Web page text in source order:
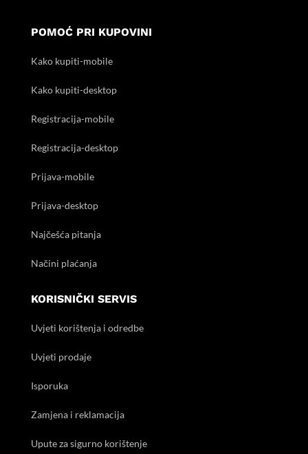
POMOĆ PRI KUPOVINI
Kako kupiti-mobile
Kako kupiti-desktop
Registracija-mobile
Registracija-desktop
Prijava-mobile
Prijava-desktop
Najčešća pitanja
Načini plaćanja
KORISNIČKI SERVIS
Uvjeti korištenja i odredbe
Uvjeti prodaje
Isporuka
Zamjena i reklamacija
Upute za sigurno korištenje